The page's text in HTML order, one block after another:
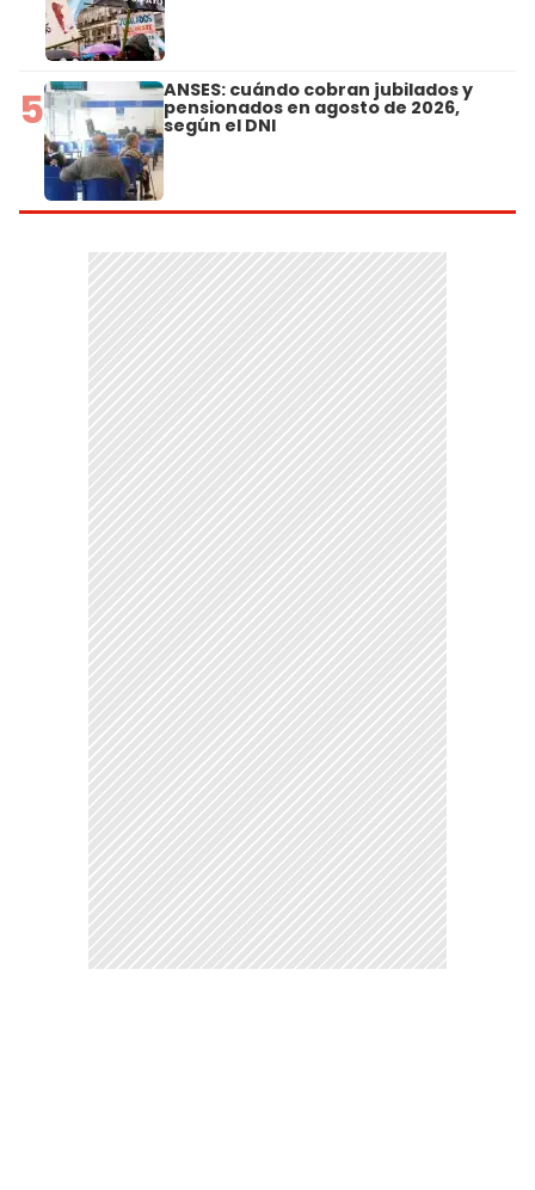
5 ANSES: cuándo cobran jubilados y
pensionados en agosto de 2026,
según el DNI